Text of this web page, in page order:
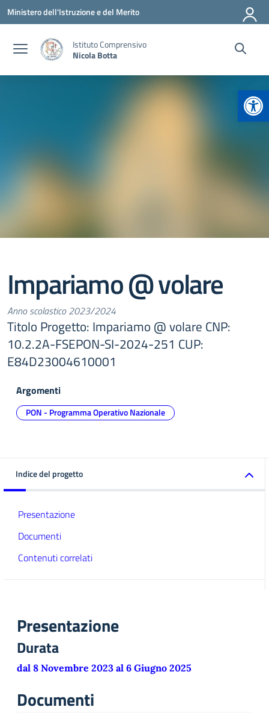
Vai ai contenuti
Vai al menu di navigazione
Vai al footer
Ministero dell'Istruzione e del Merito
Istituto Comprensivo
Nicola Botta
Impariamo @ volare
Anno scolastico 2023/2024
Titolo Progetto: Impariamo @ volare CNP:
10.2.2A-FSEPON-SI-2024-251 CUP:
E84D23004610001
Argomenti
PON - Programma Operativo Nazionale
Indice del progetto
Presentazione
Documenti
Contenuti correlati
Presentazione
Durata
dal 8 Novembre 2023 al 6 Giugno 2025
Documenti